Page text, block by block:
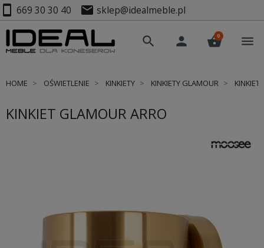
smartphone 669 30 30 40 mail sklep@idealmeble.pl
search person shopping_basket
0 menu
HOME OŚWIETLENIE KINKIETY KINKIETY GLAMOUR KINKIET
KINKIET GLAMOUR ARRO